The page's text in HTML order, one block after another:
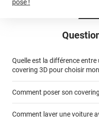
Quelle est la différence entre
covering 3D pour choisir
covering 2D
Comment poser son
Comment laver une voiture
pose !